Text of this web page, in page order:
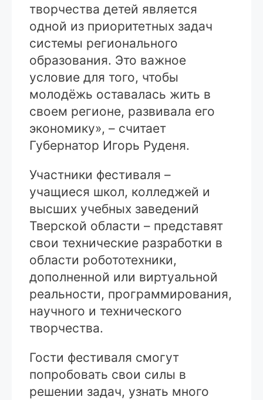
творчества детей является
одной из приоритетных задач
системы регионального
образования. Это важное
условие для того, чтобы
молодёжь оставалась жить в
своем регионе, развивала его
экономику», – считает
Губернатор Игорь Руденя.
Участники фестиваля –
учащиеся школ, колледжей и
высших учебных заведений
Тверской области – представят
свои технические разработки в
области робототехники,
дополненной или виртуальной
реальности, программирования,
научного и технического
творчества.
Гости фестиваля смогут
попробовать свои силы в
решении задач, узнать много